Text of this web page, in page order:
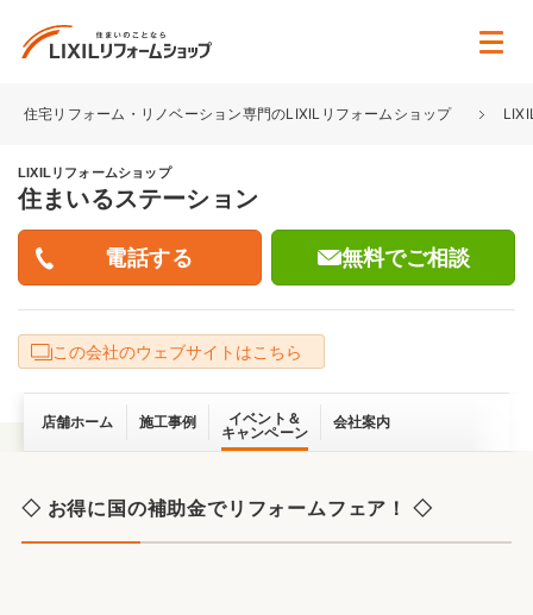
住宅リフォーム・リノベーション専門のLIXILリフォームショップ
LIXILリフォームショップ
住まいるステーション
無料でご相談
この会社のウェブサイトはこちら
店舗ホーム 施工事例
イベント＆
キャンペーン
会社案内
◇ お得に国の補助金でリフォームフェア！ ◇